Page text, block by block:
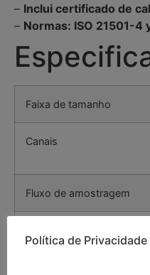
– Inclui certificado de
– Normas: ISO 21501-4
Faixa de tamanho
Canais
Fluxo de amostragem
Política de Privacidade